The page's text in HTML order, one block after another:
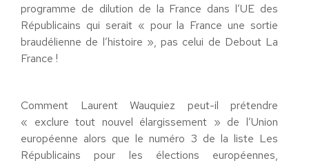
programme de dilution de la France dans l’UE des
Républicains qui serait « pour la France une sortie
braudélienne de l’histoire », pas celui de Debout La
France !
Comment Laurent Wauquiez peut-il prétendre
« exclure tout nouvel élargissement » de l’Union
européenne alors que le numéro 3 de la liste Les
Républicains pour les élections européennes,